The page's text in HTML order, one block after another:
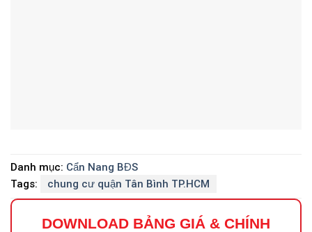
Danh mục: Cẩn Nang BĐS
Tags:
chung cư quận Tân Bình TP.HCM
DOWNLOAD BẢNG GIÁ & CHÍNH